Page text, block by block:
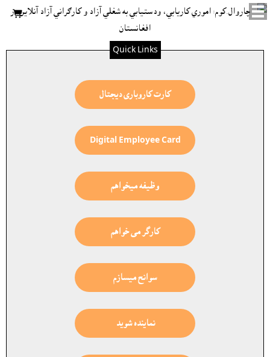

Quick Links
کارت کاروبارى ديجتال
Digital Employee Card
وظيفه ميخواهم
کارگر می خواهم
سوانح ميسازم
نماينده شوید